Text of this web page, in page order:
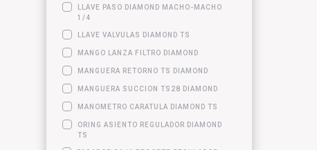
LLAVE PASO DIAMOND MACHO-MACHO
1/4
LLAVE VALVULAS DIAMOND TS
MANGO LANZA FILTRO DIAMOND
MANGUERA RETORNO TS DIAMOND
MANGUERA SUCCION TS28 DIAMOND
MANOMETRO CARATULA DIAMOND TS
ORING ASIENTO REGULADOR DIAMOND
TS